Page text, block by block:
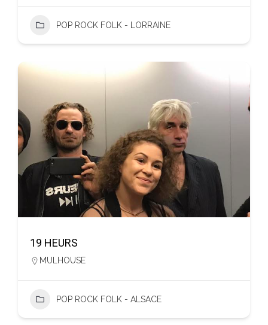
POP ROCK FOLK - LORRAINE
19 HEURS
MULHOUSE
POP ROCK FOLK - ALSACE